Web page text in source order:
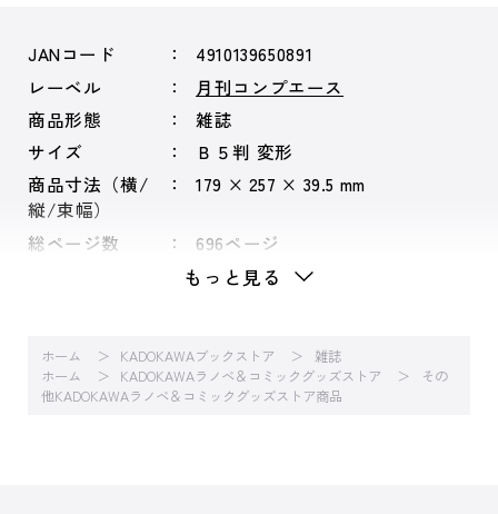
JANコード
4910139650891
レーベル
月刊コンプエース
商品形態
雑誌
サイズ
Ｂ５判 変形
商品寸法（横/
縦/束幅）
179 × 257 × 39.5 mm
総ページ数 696ページ
もっと見る
ホーム KADOKAWAブックストア
雑誌
ホーム
KADOKAWAラノベ＆コミックグッズストア
その
他KADOKAWAラノベ＆コミックグッズストア商品